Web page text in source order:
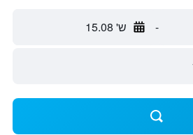
- ש' 15.08